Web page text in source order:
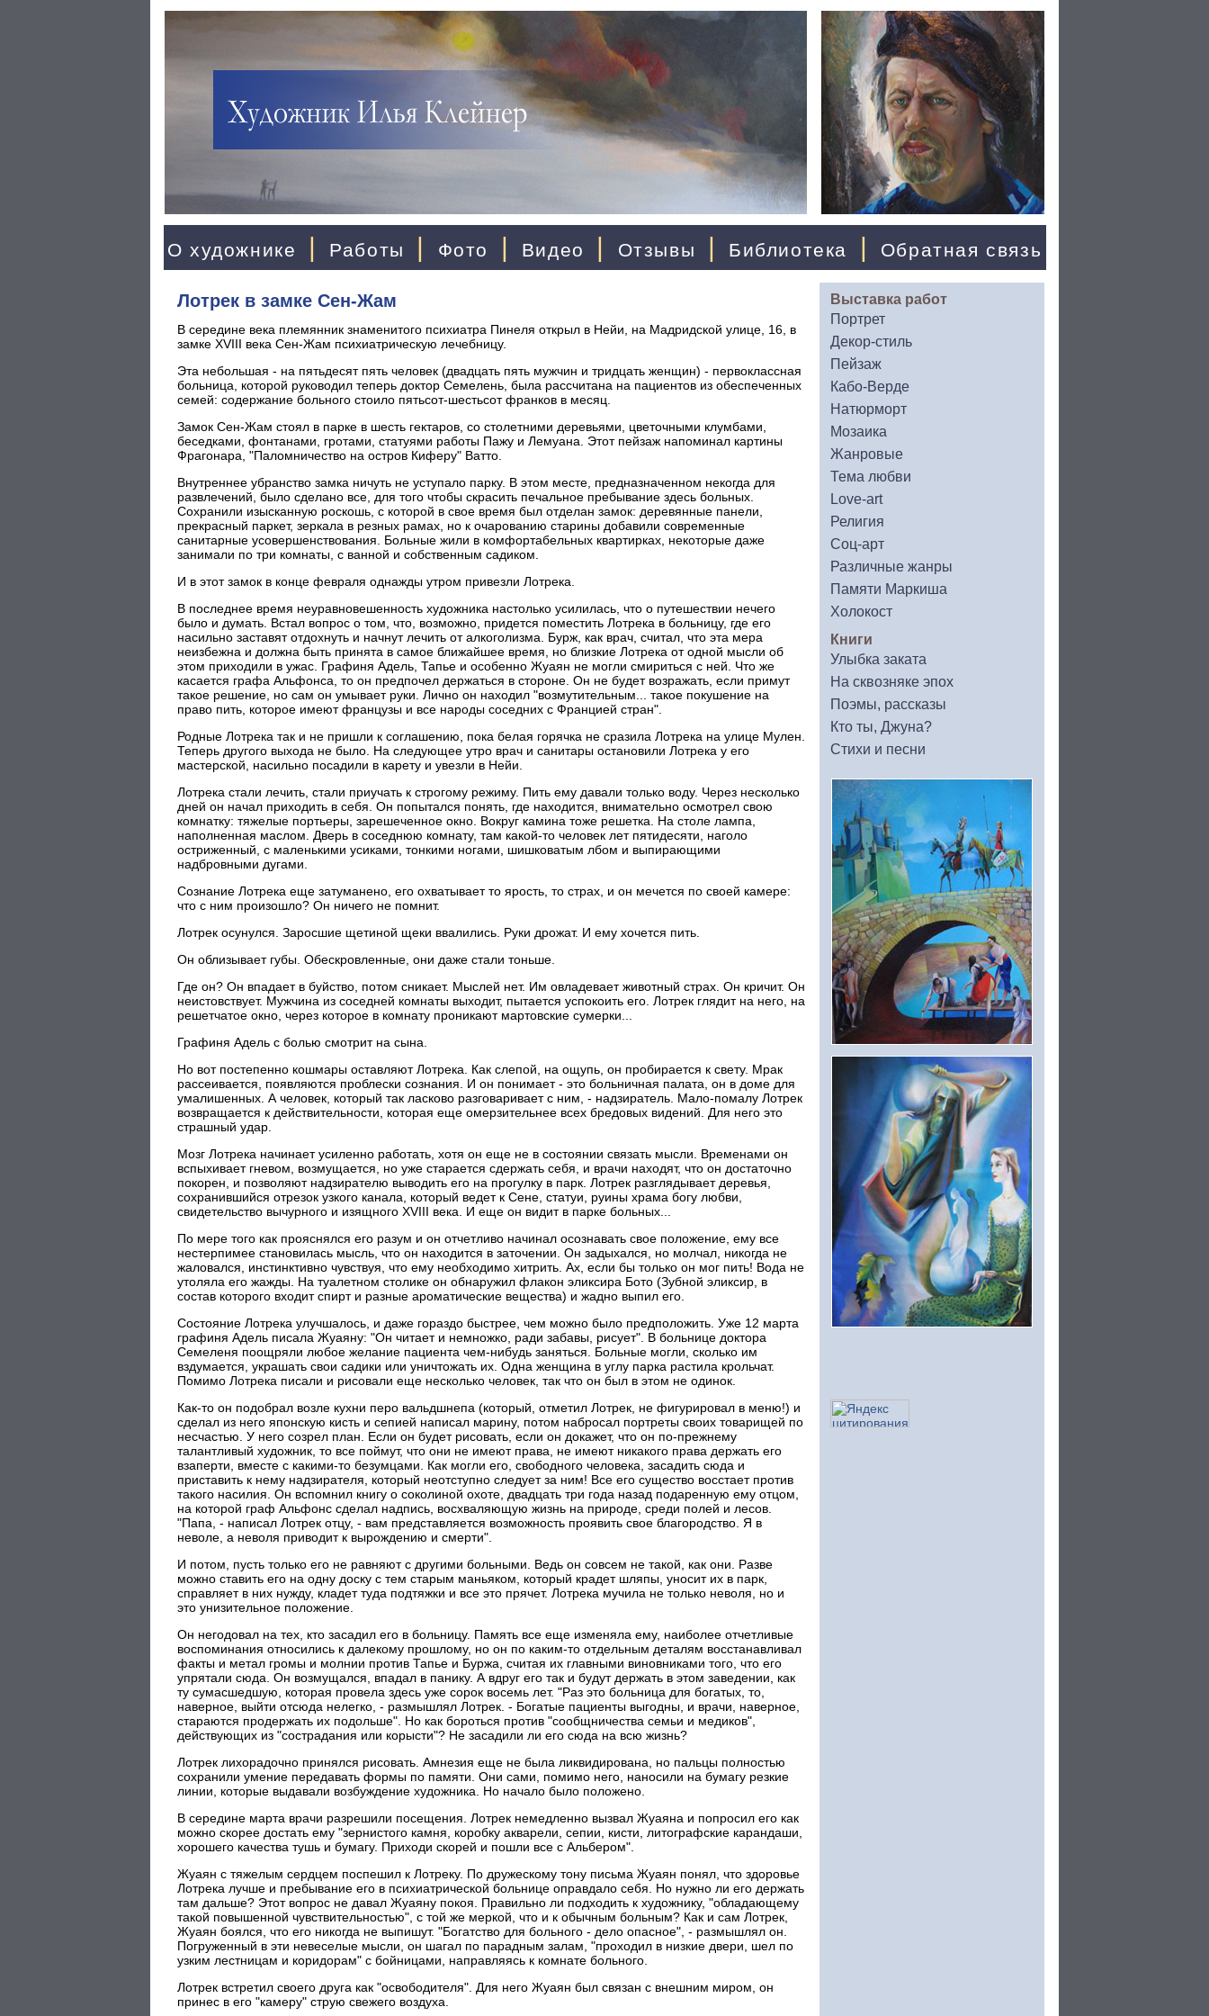
О художнике | Работы | Фото | Видео | Отзывы | Библиотека | Обратная связь
Лотрек в замке Сен-Жам
В середине века племянник знаменитого психиатра Пинеля открыл в Нейи, на Мадридской улице, 16, в
замке XVIII века Сен-Жам психиатрическую лечебницу.
Эта небольшая - на пятьдесят пять человек (двадцать пять мужчин и тридцать женщин) - первоклассная
больница, которой руководил теперь доктор Семелень, была рассчитана на пациентов из обеспеченных
семей: содержание больного стоило пятьсот-шестьсот франков в месяц.
Замок Сен-Жам стоял в парке в шесть гектаров, со столетними деревьями, цветочными клумбами,
беседками, фонтанами, гротами, статуями работы Пажу и Лемуана. Этот пейзаж напоминал картины
Фрагонара, "Паломничество на остров Киферу" Ватто.
Внутреннее убранство замка ничуть не уступало парку. В этом месте, предназначенном некогда для
развлечений, было сделано все, для того чтобы скрасить печальное пребывание здесь больных.
Сохранили изысканную роскошь, с которой в свое время был отделан замок: деревянные панели,
прекрасный паркет, зеркала в резных рамах, но к очарованию старины добавили современные
санитарные усовершенствования. Больные жили в комфортабельных квартирках, некоторые даже
занимали по три комнаты, с ванной и собственным садиком.
И в этот замок в конце февраля однажды утром привезли Лотрека.
В последнее время неуравновешенность художника настолько усилилась, что о путешествии нечего
было и думать. Встал вопрос о том, что, возможно, придется поместить Лотрека в больницу, где его
насильно заставят отдохнуть и начнут лечить от алкоголизма. Бурж, как врач, считал, что эта мера
неизбежна и должна быть принята в самое ближайшее время, но близкие Лотрека от одной мысли об
этом приходили в ужас. Графиня Адель, Тапье и особенно Жуаян не могли смириться с ней. Что же
касается графа Альфонса, то он предпочел держаться в стороне. Он не будет возражать, если примут
такое решение, но сам он умывает руки. Лично он находил "возмутительным... такое покушение на
право пить, которое имеют французы и все народы соседних с Францией стран".
Родные Лотрека так и не пришли к соглашению, пока белая горячка не сразила Лотрека на улице Мулен.
Теперь другого выхода не было. На следующее утро врач и санитары остановили Лотрека у его
мастерской, насильно посадили в карету и увезли в Нейи.
Лотрека стали лечить, стали приучать к строгому режиму. Пить ему давали только воду. Через несколько
дней он начал приходить в себя. Он попытался понять, где находится, внимательно осмотрел свою
комнатку: тяжелые портьеры, зарешеченное окно. Вокруг камина тоже решетка. На столе лампа,
наполненная маслом. Дверь в соседнюю комнату, там какой-то человек лет пятидесяти, наголо
остриженный, с маленькими усиками, тонкими ногами, шишковатым лбом и выпирающими
надбровными дугами.
Сознание Лотрека еще затуманено, его охватывает то ярость, то страх, и он мечется по своей камере:
что с ним произошло? Он ничего не помнит.
Лотрек осунулся. Заросшие щетиной щеки ввалились. Руки дрожат. И ему хочется пить.
Он облизывает губы. Обескровленные, они даже стали тоньше.
Где он? Он впадает в буйство, потом сникает. Мыслей нет. Им овладевает животный страх. Он кричит. Он
неистовствует. Мужчина из соседней комнаты выходит, пытается успокоить его. Лотрек глядит на него, на
решетчатое окно, через которое в комнату проникают мартовские сумерки...
Графиня Адель с болью смотрит на сына.
Но вот постепенно кошмары оставляют Лотрека. Как слепой, на ощупь, он пробирается к свету. Мрак
рассеивается, появляются проблески сознания. И он понимает - это больничная палата, он в доме для
умалишенных. А человек, который так ласково разговаривает с ним, - надзиратель. Мало-помалу Лотрек
возвращается к действительности, которая еще омерзительнее всех бредовых видений. Для него это
страшный удар.
Мозг Лотрека начинает усиленно работать, хотя он еще не в состоянии связать мысли. Временами он
вспыхивает гневом, возмущается, но уже старается сдержать себя, и врачи находят, что он достаточно
покорен, и позволяют надзирателю выводить его на прогулку в парк. Лотрек разглядывает деревья,
сохранившийся отрезок узкого канала, который ведет к Сене, статуи, руины храма богу любви,
свидетельство вычурного и изящного XVIII века. И еще он видит в парке больных...
По мере того как прояснялся его разум и он отчетливо начинал осознавать свое положение, ему все
нестерпимее становилась мысль, что он находится в заточении. Он задыхался, но молчал, никогда не
жаловался, инстинктивно чувствуя, что ему необходимо хитрить. Ах, если бы только он мог пить! Вода не
утоляла его жажды. На туалетном столике он обнаружил флакон эликсира Бото (Зубной эликсир, в
состав которого входит спирт и разные ароматические вещества) и жадно выпил его.
Состояние Лотрека улучшалось, и даже гораздо быстрее, чем можно было предположить. Уже 12 марта
графиня Адель писала Жуаяну: "Он читает и немножко, ради забавы, рисует". В больнице доктора
Семеленя поощряли любое желание пациента чем-нибудь заняться. Больные могли, сколько им
вздумается, украшать свои садики или уничтожать их. Одна женщина в углу парка растила крольчат.
Помимо Лотрека писали и рисовали еще несколько человек, так что он был в этом не одинок.
Как-то он подобрал возле кухни перо вальдшнепа (который, отметил Лотрек, не фигурировал в меню!) и
сделал из него японскую кисть и сепией написал марину, потом набросал портреты своих товарищей по
несчастью. У него созрел план. Если он будет рисовать, если он докажет, что он по-прежнему
талантливый художник, то все поймут, что они не имеют права, не имеют никакого права держать его
взаперти, вместе с какими-то безумцами. Как могли его, свободного человека, засадить сюда и
приставить к нему надзирателя, который неотступно следует за ним! Все его существо восстает против
такого насилия. Он вспомнил книгу о соколиной охоте, двадцать три года назад подаренную ему отцом,
на которой граф Альфонс сделал надпись, восхваляющую жизнь на природе, среди полей и лесов.
"Папа, - написал Лотрек отцу, - вам представляется возможность проявить свое благородство. Я в
неволе, а неволя приводит к вырождению и смерти".
И потом, пусть только его не равняют с другими больными. Ведь он совсем не такой, как они. Разве
можно ставить его на одну доску с тем старым маньяком, который крадет шляпы, уносит их в парк,
справляет в них нужду, кладет туда подтяжки и все это прячет. Лотрека мучила не только неволя, но и
это унизительное положение.
Он негодовал на тех, кто засадил его в больницу. Память все еще изменяла ему, наиболее отчетливые
воспоминания относились к далекому прошлому, но он по каким-то отдельным деталям восстанавливал
факты и метал громы и молнии против Тапье и Буржа, считая их главными виновниками того, что его
упрятали сюда. Он возмущался, впадал в панику. А вдруг его так и будут держать в этом заведении, как
ту сумасшедшую, которая провела здесь уже сорок восемь лет. "Раз это больница для богатых, то,
наверное, выйти отсюда нелегко, - размышлял Лотрек. - Богатые пациенты выгодны, и врачи, наверное,
стараются продержать их подольше". Но как бороться против "сообщничества семьи и медиков",
действующих из "сострадания или корысти"? Не засадили ли его сюда на всю жизнь?
Лотрек лихорадочно принялся рисовать. Амнезия еще не была ликвидирована, но пальцы полностью
сохранили умение передавать формы по памяти. Они сами, помимо него, наносили на бумагу резкие
линии, которые выдавали возбуждение художника. Но начало было положено.
В середине марта врачи разрешили посещения. Лотрек немедленно вызвал Жуаяна и попросил его как
можно скорее достать ему "зернистого камня, коробку акварели, сепии, кисти, литографские карандаши,
хорошего качества тушь и бумагу. Приходи скорей и пошли все с Альбером".
Жуаян с тяжелым сердцем поспешил к Лотреку. По дружескому тону письма Жуаян понял, что здоровье
Лотрека лучше и пребывание его в психиатрической больнице оправдало себя. Но нужно ли его держать
там дальше? Этот вопрос не давал Жуаяну покоя. Правильно ли подходить к художнику, "обладающему
такой повышенной чувствительностью", с той же меркой, что и к обычным больным? Как и сам Лотрек,
Жуаян боялся, что его никогда не выпишут. "Богатство для больного - дело опасное", - размышлял он.
Погруженный в эти невеселые мысли, он шагал по парадным залам, "проходил в низкие двери, шел по
узким лестницам и коридорам" с бойницами, направляясь к комнате больного.
Лотрек встретил своего друга как "освободителя". Для него Жуаян был связан с внешним миром, он
принес в его "камеру" струю свежего воздуха.
Выставка работ
Портрет
Декор-стиль
Пейзаж
Кабо-Верде
Натюрморт
Мозаика
Жанровые
Тема любви
Love-art
Религия
Соц-арт
Различные жанры
Памяти Маркиша
Холокост
Книги
Улыбка заката
На сквозняке эпох
Поэмы, рассказы
Кто ты, Джуна?
Стихи и песни